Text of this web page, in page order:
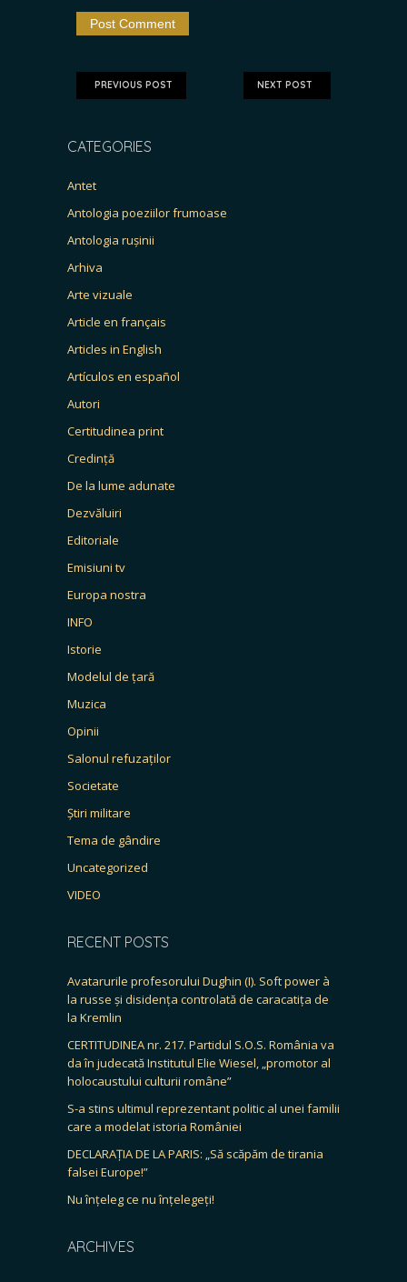
NEXT POST
PREVIOUS POST
CATEGORIES
Antet
Antologia poeziilor frumoase
Antologia rușinii
Arhiva
Arte vizuale
Article en français
Articles in English
Artículos en español
Autori
Certitudinea print
Credință
De la lume adunate
Dezvăluiri
Editoriale
Emisiuni tv
Europa nostra
INFO
Istorie
Modelul de țară
Muzica
Opinii
Salonul refuzaților
Societate
Știri militare
Tema de gândire
Uncategorized
VIDEO
RECENT POSTS
Avatarurile profesorului Dughin (I). Soft power à
la russe și disidența controlată de caracatița de
la Kremlin
CERTITUDINEA nr. 217. Partidul S.O.S. România va
da în judecată Institutul Elie Wiesel, „promotor al
holocaustului culturii române”
S-a stins ultimul reprezentant politic al unei familii
care a modelat istoria României
DECLARAȚIA DE LA PARIS: „Să scăpăm de tirania
falsei Europe!”
Nu înțeleg ce nu înțelegeți!
ARCHIVES